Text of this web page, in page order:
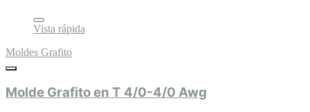
Vista rápida
Moldes Grafito
Molde Grafito en T 4/0-4/0 Awg